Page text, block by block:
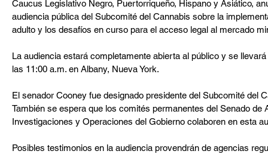
Caucus Legislativo Negro, Puertorriqueño, Hispano y Asiático,
audiencia pública del Subcomité del Cannabis sobre la
adulto y los desafíos en curso para el acceso legal al mercado
La audiencia estará completamente abierta al público y se
las 11:00 a.m. en Albany, Nueva York.
El senador Cooney fue designado presidente del Subcomité del
También se espera que los comités permanentes del Senado de
Investigaciones y Operaciones del Gobierno colaboren en esta
Posibles testimonios en la audiencia provendrán de agencias